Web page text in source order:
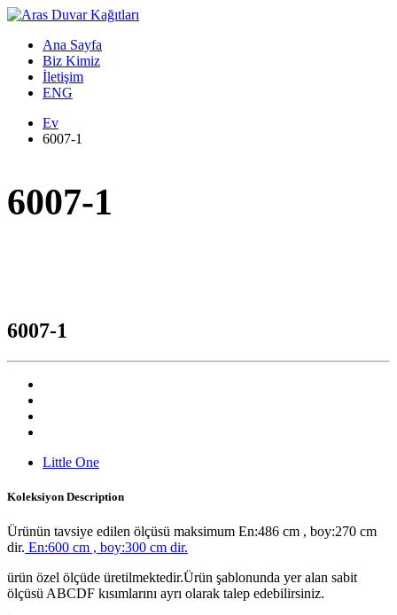
Ana Sayfa
Biz Kimiz
İletişim
ENG
Ev
6007-1
6007-1
6007-1
Little One
Koleksiyon Description
Ürünün tavsiye edilen ölçüsü maksimum En:486 cm , boy:270 cm
dir. En:600 cm , boy:300 cm dir.
ürün özel ölçüde üretilmektedir.Ürün şablonunda yer alan sabit
ölçüsü ABCDF kısımlarını ayrı olarak talep edebilirsiniz.